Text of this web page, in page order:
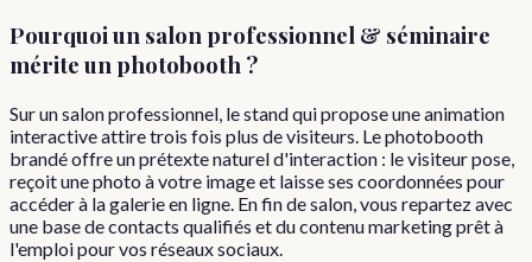
Pourquoiun salon professionnel & séminaire
mérite un photobooth ?
Sur un salon professionnel, le stand qui propose une animation
interactive attire trois fois plus de visiteurs. Le photobooth
brandé offre un prétexte naturel d'interaction : le visiteur pose,
reçoit une photo à votre image et laisse ses coordonnées pour
accéder à la galerie en ligne. En fin de salon, vous repartez avec
une base de contacts qualifiés et du contenu marketing prêt à
l'emploi pour vos réseaux sociaux.